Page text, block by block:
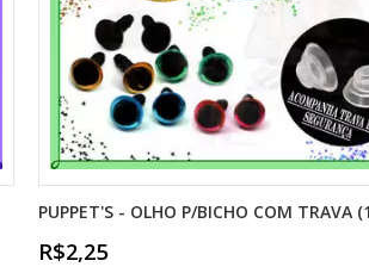
PUPPET'S - OLHO P/BICHO COM TRAVA
R$2,25